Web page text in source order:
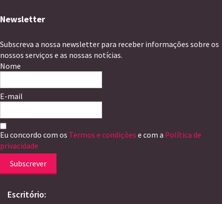
Newsletter
Subscreva a nossa newsletter para receber informações sobre os
nossos serviços e as nossas notícias.
Nome
E-mail
Eu concordo com os Termos e condições e com a Política de
privacidade
Subscrever
Escritório: